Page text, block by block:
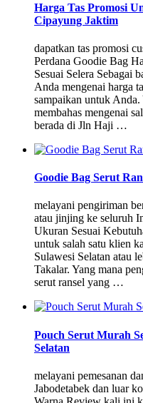
Harga Tas Promosi
Cipayung Jaktim
dapatkan tas promosi
Perdana Goodie Bag
Sesuai Selera Sebagai
Anda mengenai harga
sampaikan untuk
membahas mengenai
berada di Jln Haji …
Goodie Bag Serut
melayani pengiriman
atau jinjing ke seluruh
Ukuran Sesuai
untuk salah satu klien
Sulawesi Selatan atau
Takalar. Yang mana
serut ransel yang …
Pouch Serut Murah
Selatan
melayani pemesanan
Jabodetabek dan luar